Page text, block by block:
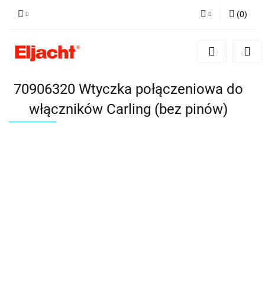
Zaloguj się
(0)
70906320 Wtyczka połączeniowa do
włączników Carling (bez pinów)